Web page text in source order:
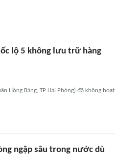
lộ 5 không lưu trữ hàng
Hồng Bàng, TP Hải Phòng) đã không hoạt
ngập sâu trong nước dù